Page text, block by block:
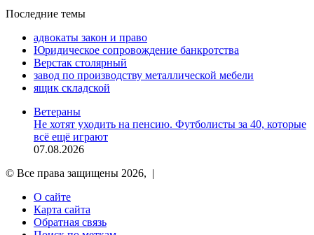
Последние темы
адвокаты закон и право
Юридическое сопровождение банкротства
Верстак столярный
завод по производству металлической мебели
ящик складской
Ветераны
Не хотят уходить на пенсию. Футболисты за 40, которые
всё ещё играют
07.08.2026
© Все права защищены 2026, |
О сайте
Карта сайта
Обратная связь